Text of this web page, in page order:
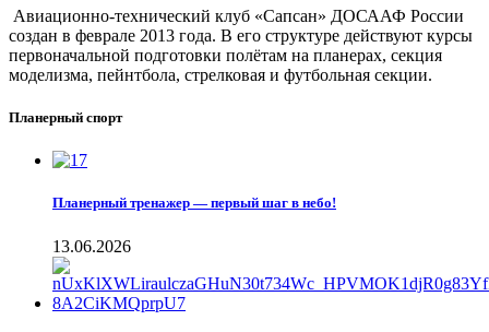
Авиационно-технический клуб «Сапсан» ДОСААФ России
создан в феврале 2013 года. В его структуре действуют курсы
первоначальной подготовки полётам на планерах, секция
моделизма, пейнтбола, стрелковая и футбольная секции.
Планерный спорт
Планерный тренажер — первый шаг в небо!
13.06.2026